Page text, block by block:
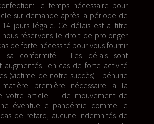
le temps nécessaire pour
sur-demande après la période de
jours légale. Ce délais est a titre
nous réservons le droit de prolonger
de forte nécessité pour vous fournir
sa conformité - Les délais sont
augmentés en cas de forte activité
(victime de notre succès) - pénurie
première nécessaire a la
votre article - de mouvement de
éventuelle pandémie comme le
cas de retard, aucune indemnités de